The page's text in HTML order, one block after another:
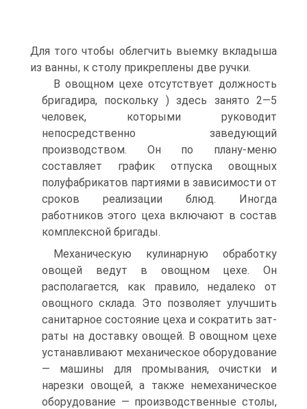
Для того чтобы облегчить выемку вкладыша
из ванны, к столу прикреплены две ручки.
В овощном цехе отсутствует должность
бригадира, поскольку ) здесь занято 2—5
человек, которыми руководит
непосредственно заведующий
производством. Он по плану-меню
составляет график отпуска овощных
полуфабрикатов партиями в зависимости от
сроков реализации блюд. Иногда
работников этого цеха включают в состав
комплексной бригады.
Механическую кулинарную обработку
овощей ведут в овощном цехе. Он
располагается, как правило, недалеко от
овощного склада. Это позволяет улучшить
санитарное состояние цеха и сократить зат­
раты на доставку овощей. В овощном цехе
устанавливают механи­ческое оборудование
— машины для промывания, очистки и
нарезки овощей, а также немеханическое
оборудование — производственные столы,